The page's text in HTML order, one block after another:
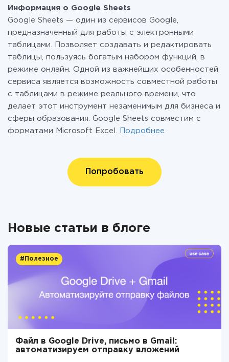
Информация о Google Sheets
Google Sheets — один из сервисов Google,
предназначенный для работы с электронными
таблицами. Позволяет создавать и редактировать
таблицы, пользуясь богатым набором функций, в
режиме онлайн. Одной из важнейших особенностей
сервиса является возможность совместной работы
c таблицами в режиме реального времени, что
делает этот инструмент незаменимым для бизнеса и
сферы образования. Google Sheets совместим с
форматами Microsoft Excel.
Подробнее
Попробовать
Новые статьи в блоге
#Полезное
Файл в Google Drive, письмо в Gmail:
автоматизируем отправку вложений